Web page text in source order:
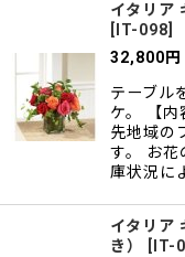
イタリア
IT-098
32,800円
テーブル
ケ。 【
先地域の
す。 お花
庫状況に
イタリア
き）
IT-